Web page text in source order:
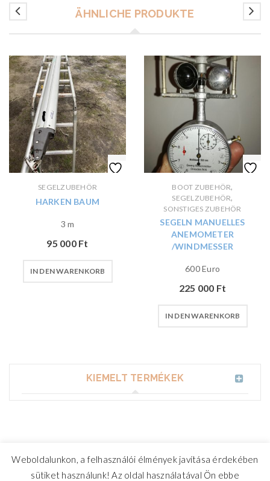
ÄHNLICHE PRODUKTE
SEGELZUBEHÖR
HARKEN BAUM
3 m
95 000 Ft
IN DEN WARENKORB
BOOT ZUBEHÖR,
SEGELZUBEHÖR,
SONSTIGES ZUBEHÖR
SEGELN MANUELLES
ANEMOMETER
/WINDMESSER
600 Euro
225 000 Ft
IN DEN WARENKORB
KIEMELT TERMÉKEK
Weboldalunkon, a felhasználói élmények javítása érdekében
sütiket használunk! Az oldal használatával Ön ebbe